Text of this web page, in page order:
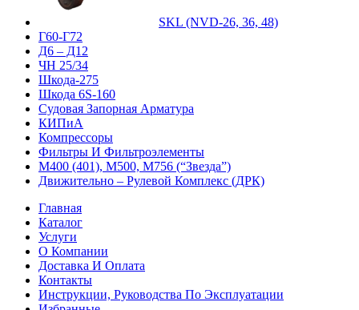
SKL (NVD-26, 36, 48)
Г60-Г72
Д6 – Д12
ЧН 25/34
Шкода-275
Шкода 6S-160
Судовая Запорная Арматура
КИПиА
Компрессоры
Фильтры И Фильтроэлементы
М400 (401), М500, М756 (“Звезда”)
Движительно – Рулевой Комплекс (ДРК)
Главная
Каталог
Услуги
О Компании
Доставка И Оплата
Контакты
Инструкции, Руководства По Эксплуатации